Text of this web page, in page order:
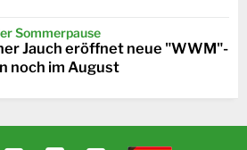
Sommerpause
Jauch eröffnet neue "WWM"-
noch im August